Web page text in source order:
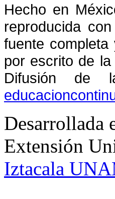
Hecho en
reproducida
fuente
por escrito de
Difusión de
Desarrollada
Extensión
Iztacala